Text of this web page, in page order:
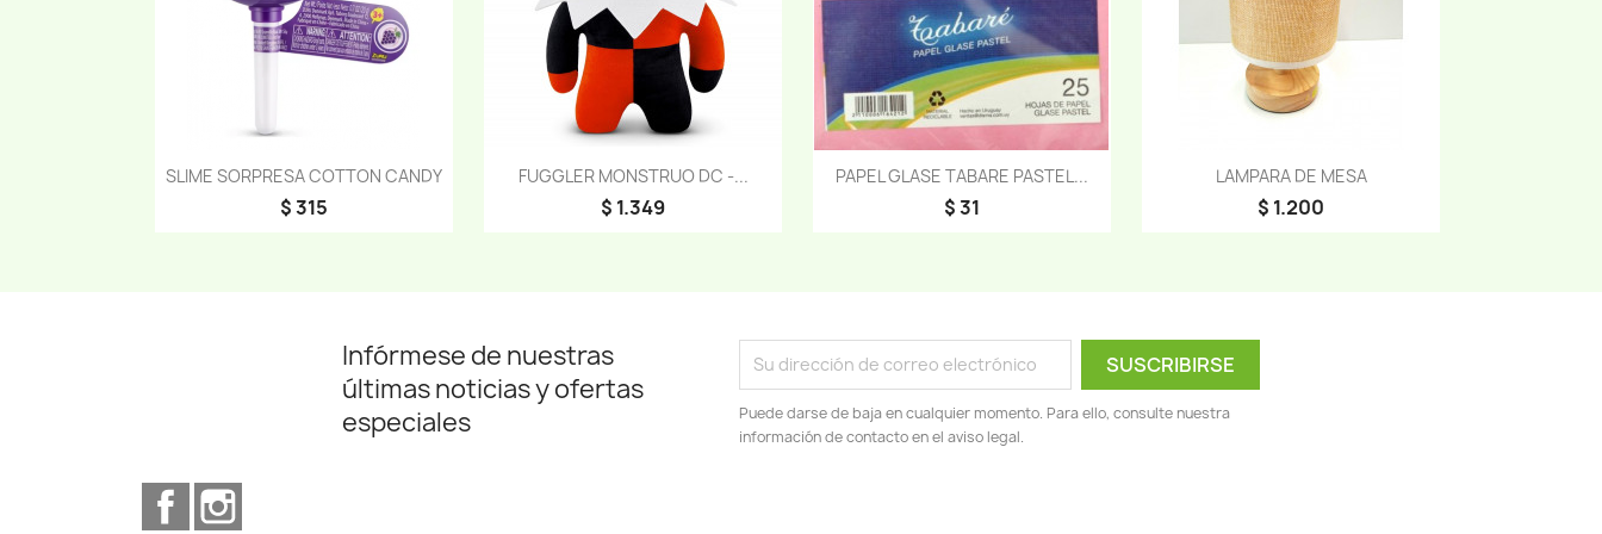
SLIME SORPRESA COTTON CANDY
$ 315
Vista rápida FUGGLER MONSTRUO DC -...
$ 1.349
Vista rápida PAPEL GLASE TABARE PASTEL...
$ 31
Vista rápida LAMPARA DE MESA
$ 1.200
Vista rápida
Infórmese de nuestras
últimas noticias y ofertas
especiales
Puede darse de baja en cualquier momento. Para ello, consulte nuestra
información de contacto en el aviso legal.
Facebook